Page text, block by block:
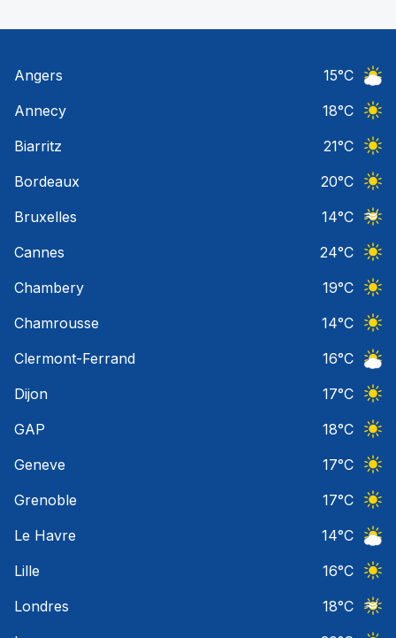
Angers 15°C
Annecy
18°C
Biarritz
21°C
Bordeaux
20°C
Bruxelles
14°C
Cannes
24°C
Chambery
19°C
Chamrousse
14°C
Clermont-Ferrand
16°C
Dijon
17°C
GAP
18°C
Geneve
17°C
Grenoble
17°C
Le Havre
14°C
Lille
16°C
Londres
18°C